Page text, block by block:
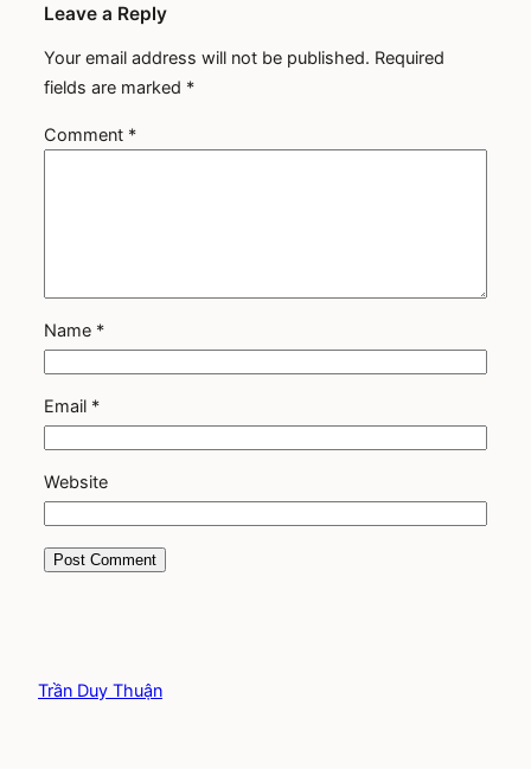
Leave a Reply
Your email address will not be published. Required
fields are marked *
Comment *
Name *
Email *
Website
Trần Duy Thuận